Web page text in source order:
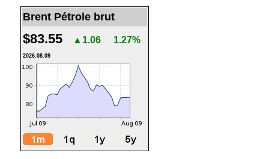
Brent Pétrole brut
$83.55 ▲1.06 1.27%
2026.08.09